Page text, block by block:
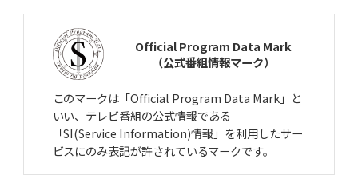
Official Program Data Mark
（公式番組情報マーク）
このマークは「Official Program Data Mark」と
いい、テレビ番組の公式情報である
「SI(Service Information)情報」を利用したサー
ビスにのみ表記が許されているマークです。